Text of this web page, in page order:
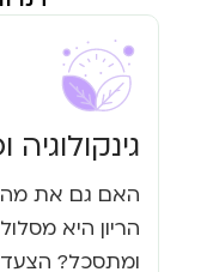
גינקולוגיה
האם גם את
הריון היא
ומתסכל?